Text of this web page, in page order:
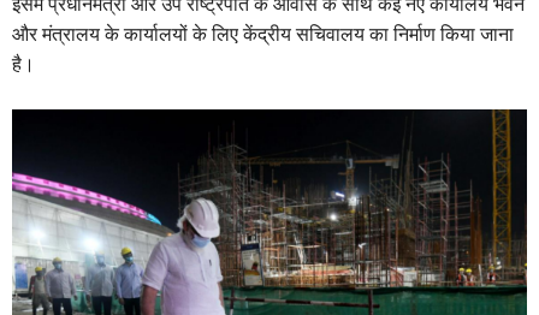
और मंत्रालय के कार्यालयों के लिए केंद्रीय सचिवालय का निर्माण किया जाना
है।